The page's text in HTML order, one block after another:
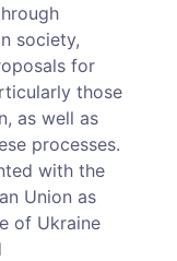
society,
for
those
as well as
processes.
with the
Union as
of Ukraine